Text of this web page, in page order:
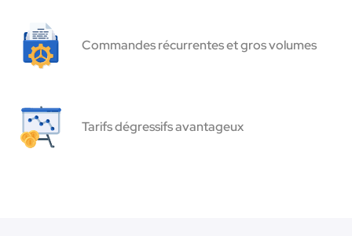
Commandes récurrentes et gros volumes
Tarifs dégressifs avantageux